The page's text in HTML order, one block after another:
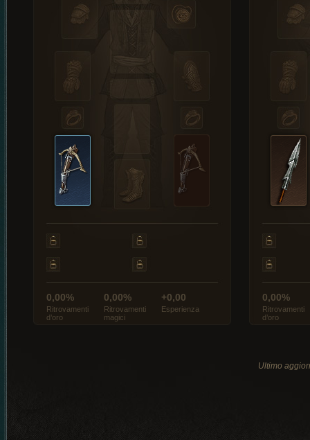
0,00%
Ritrovamenti
d’oro
0,00%
Ritrovamenti
magici
+0,00
Esperienza
0,00%
Ritrovamenti
d’oro
Ultimo